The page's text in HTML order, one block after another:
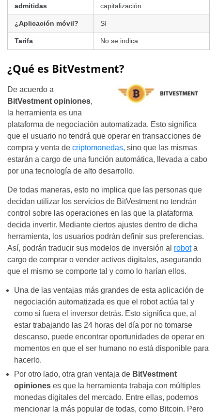
admitidas
capitalización
¿Aplicación móvil? Sí
Tarifa No se indica
¿Qué es BitVestment?
De acuerdo a
BitVestment opiniones,
la herramienta es una
plataforma de negociación automatizada. Esto significa
que el usuario no tendrá que operar en transacciones de
compra y venta de criptomonedas, sino que las mismas
estarán a cargo de una función automática, llevada a cabo
por una tecnología de alto desarrollo.
De todas maneras, esto no implica que las personas que
decidan utilizar los servicios de BitVestment no tendrán
control sobre las operaciones en las que la plataforma
decida invertir. Mediante ciertos ajustes dentro de dicha
herramienta, los usuarios podrán definir sus preferencias.
Así, podrán traducir sus modelos de inversión al robota
cargo de comprar o vender activos digitales, asegurando
que el mismo se comporte tal y como lo harían ellos.
Una de las ventajas más grandes de esta aplicación de
negociación automatizada es que el robot actúa tal y
como si fuera el inversor detrás. Esto significa que, al
estar trabajando las 24 horas del día por no tomarse
descanso, puede encontrar oportunidades de operar en
momentos en que el ser humano no está disponible para
hacerlo.
Por otro lado, otra gran ventaja de BitVestment
opiniones es que la herramienta trabaja con múltiples
monedas digitales del mercado. Entre ellas, podemos
mencionar la más popular de todas, como Bitcoin. Pero